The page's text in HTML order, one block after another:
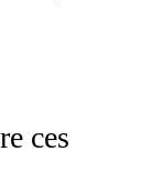
ces